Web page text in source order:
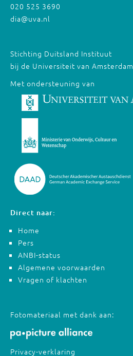
020 525 3690
dia@uva.nl
Stichting Duitsland Instituut
bij de Universiteit van Amsterdam
Met ondersteuning van
Direct naar:
Home
Pers
ANBI-status
Algemene voorwaarden
Vragen of klachten
Fotomateriaal met dank aan:
Privacy-verklaring